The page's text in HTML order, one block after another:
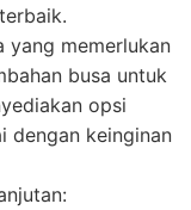
yang memerlukan
busa untuk
opsi
dengan keinginan